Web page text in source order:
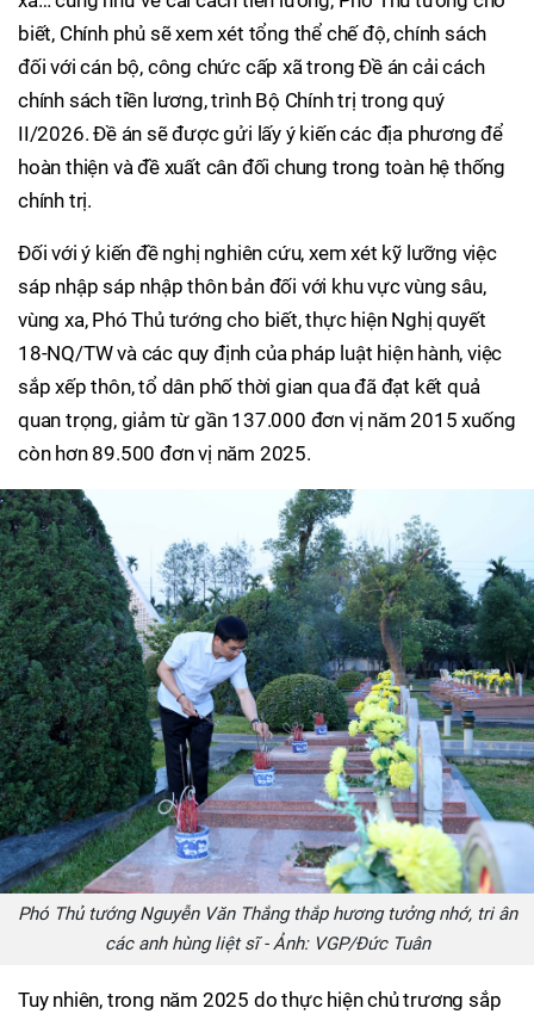
biết, Chính phủ sẽ xem xét tổng thể chế độ, chính sách
đối với cán bộ, công chức cấp xã trong Đề án cải cách
chính sách tiền lương, trình Bộ Chính trị trong quý
II/2026. Đề án sẽ được gửi lấy ý kiến các địa phương để
hoàn thiện và đề xuất cân đối chung trong toàn hệ thống
chính trị.
Đối với ý kiến đề nghị nghiên cứu, xem xét kỹ lưỡng việc
sáp nhập sáp nhập thôn bản đối với khu vực vùng sâu,
vùng xa, Phó Thủ tướng cho biết, thực hiện Nghị quyết
18-NQ/TW và các quy định của pháp luật hiện hành, việc
sắp xếp thôn, tổ dân phố thời gian qua đã đạt kết quả
quan trọng, giảm từ gần 137.000 đơn vị năm 2015 xuống
còn hơn 89.500 đơn vị năm 2025.
Phó Thủ tướng Nguyễn Văn Thắng thắp hương tưởng nhớ, tri ân
các anh hùng liệt sĩ - Ảnh: VGP/Đức Tuân
Tuy nhiên, trong năm 2025 do thực hiện chủ trương sắp